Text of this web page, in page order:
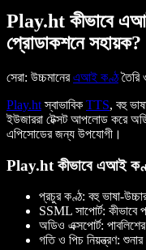
Play.ht কীভাবে
প্রোডাকশনে সহায়ক?
সেরা: উচ্চমানেরএআই কণ্ঠতৈরি
Play.htস্বাভাবিক TTS, বহু
ইউজাররা টেক্সট আপলোড করে
এপিসোডের জন্য উপযোগী।
Play.ht কীভাবে এআই কণ্ঠ
প্রচুর কণ্ঠ: বহু ভাষা-
SSML সাপোর্ট:
অডিও এক্সপোর্ট:
গতি ও পিচ নিয়ন্ত্রণ: